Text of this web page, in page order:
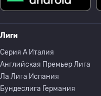
Лиги
Серия A Италия
Английская Премьер Лига
Ла Лига Испания
Бундеслига Германия